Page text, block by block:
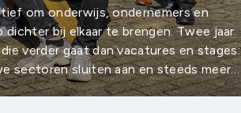
om onderwijs, ondernemers en
dichter bij elkaar te brengen. Twee jaar
verder gaat dan vacatures en stages:
sectoren sluiten aan en steeds meer
en vitaliteit van de regio.